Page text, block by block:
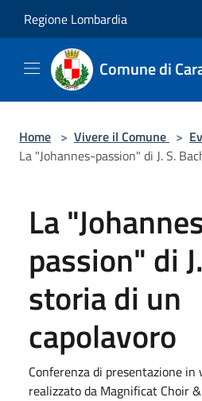
Regione Lombardia
Comune di
Home > Vivere il Comune >
La "Johannes-passion" di J. S.
La
passion" di
storia di un
capolavoro
Conferenza di presentazione
realizzato da Magnificat Choir